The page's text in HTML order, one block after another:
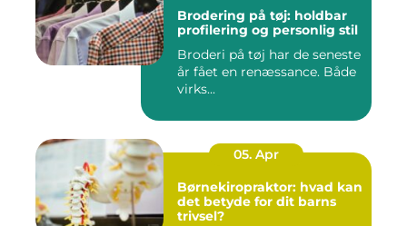
Brodering på tøj: holdbar
profilering og personlig stil
Broderi på tøj har de seneste
år fået en renæssance. Både
virks...
05. Apr
Børnekiropraktor: hvad kan
det betyde for dit barns
trivsel?